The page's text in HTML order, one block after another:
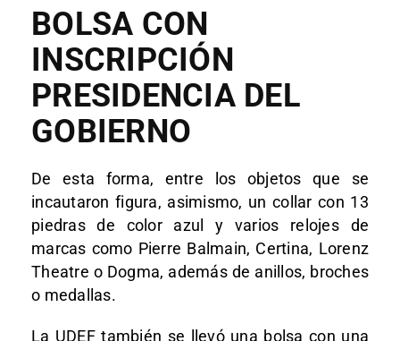
BOLSA CON
INSCRIPCIÓN
PRESIDENCIA DEL
GOBIERNO
De esta forma, entre los objetos que se
incautaron figura, asimismo, un collar con 13
piedras de color azul y varios relojes de
marcas como Pierre Balmain, Certina, Lorenz
Theatre o Dogma, además de anillos, broches
o medallas.
La UDEF también se llevó una bolsa con una